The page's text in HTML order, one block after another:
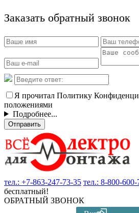
Заказать обратный звонок
Я прочитал Политику
положениями
Подробнее...
Отправить
тел.: +7-863-247-73-35 тел.: 8-800-600-
бесплатный!
ОБРАТНЫЙ ЗВОНОК